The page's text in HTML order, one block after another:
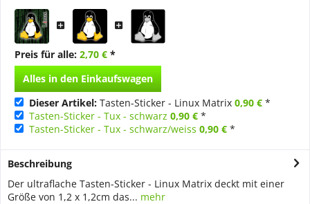
Preis für alle: 2,70 € *
Alles in den Einkaufswagen
Dieser Artikel: Tasten-Sticker - Linux Matrix 0,90 € *
Tasten-Sticker - Tux - schwarz 0,90 € *
Tasten-Sticker - Tux - schwarz/weiss 0,90 € *
Beschreibung
Der ultraflache Tasten-Sticker - Linux Matrix deckt mit einer
Größe von 1,2 x 1,2cm das... mehr